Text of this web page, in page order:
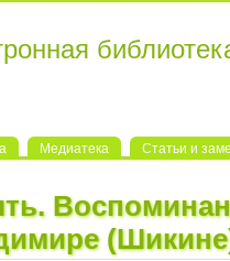
Медиатека Статьи и